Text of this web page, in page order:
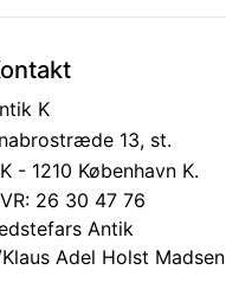
K
13, st.
- 1210 København K.
26 30 47 76
Antik
Adel Holst Madsen